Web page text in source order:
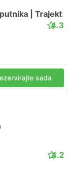
| Trajekt
4.3
sada
4.2